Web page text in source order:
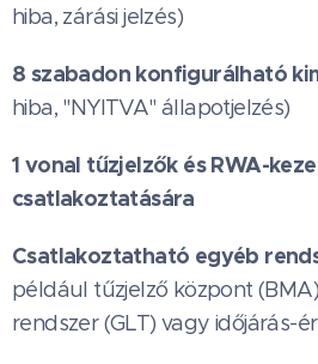
hiba, zárási jelzés)
8 szabadon konfigurálható
hiba, "NYITVA" állapotjelzés)
1 vonal tűzjelzők és RWA-
csatlakoztatására
Csatlakoztatható egyéb
például tűzjelző központ
rendszer (GLT) vagy időjárás-